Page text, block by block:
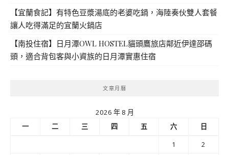
【宜蘭食記】有特色豆漿湯底的老婆吃鍋，海陸奏伙雙人套餐
讓人吃得滿足的宜蘭火鍋店
【南投住宿】日月潭OWL HOSTEL貓頭鷹旅店鄰近伊達邵碼
頭，適合背包客與小資族的日月潭實惠住宿
文章月曆
2026 年 8 月
一
二 三 四 五 六
日
1
2